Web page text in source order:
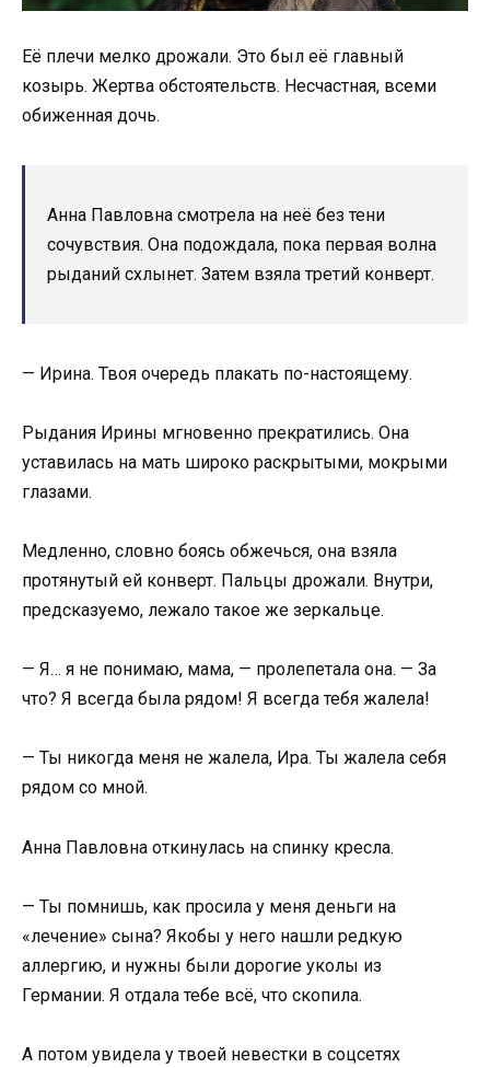
Её плечи мелко дрожали. Это был её главный
козырь. Жертва обстоятельств. Несчастная, всеми
обиженная дочь.
Анна Павловна смотрела на неё без тени
сочувствия. Она подождала, пока первая волна
рыданий схлынет. Затем взяла третий конверт.
— Ирина. Твоя очередь плакать по-настоящему.
Рыдания Ирины мгновенно прекратились. Она
уставилась на мать широко раскрытыми, мокрыми
глазами.
Медленно, словно боясь обжечься, она взяла
протянутый ей конверт. Пальцы дрожали. Внутри,
предсказуемо, лежало такое же зеркальце.
— Я… я не понимаю, мама, — пролепетала она. — За
что? Я всегда была рядом! Я всегда тебя жалела!
— Ты никогда меня не жалела, Ира. Ты жалела себя
рядом со мной.
Анна Павловна откинулась на спинку кресла.
— Ты помнишь, как просила у меня деньги на
«лечение» сына? Якобы у него нашли редкую
аллергию, и нужны были дорогие уколы из
Германии. Я отдала тебе всё, что скопила.
А потом увидела у твоей невестки в соцсетях